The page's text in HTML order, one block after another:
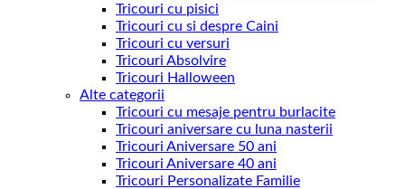
Tricouri cu pisici
Tricouri cu si despre Caini
Tricouri cu versuri
Tricouri Absolvire
Tricouri Halloween
Alte categorii
Tricouri cu mesaje pentru burlacite
Tricouri aniversare cu luna nasterii
Tricouri Aniversare 50 ani
Tricouri Aniversare 40 ani
Tricouri Personalizate Familie